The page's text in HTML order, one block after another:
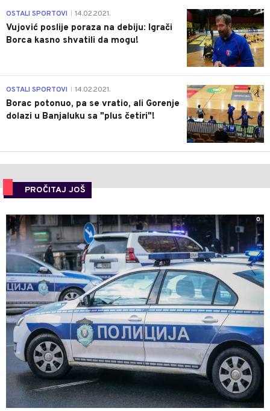
1
OSTALI SPORTOVI 14.02.2021.
Vujović poslije poraza na debiju: Igrači
Borca kasno shvatili da mogu!
3
OSTALI SPORTOVI 14.02.2021.
Borac potonuo, pa se vratio, ali Gorenje
dolazi u Banjaluku sa "plus četiri"!
PROČITAJ JOŠ
0